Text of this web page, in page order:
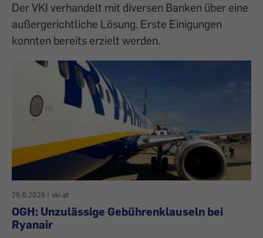
Der VKI verhandelt mit diversen Banken über eine
außergerichtliche Lösung. Erste Einigungen
konnten bereits erzielt werden.
29.6.2026 | vki.at
OGH: Unzulässige Gebührenklauseln bei
Ryanair